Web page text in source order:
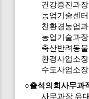
건강증진과
농업기술센
친환경농업
농업기술과
축산반려동
환경사업소
수도사업소
○출석의회사무과
사무과장 유